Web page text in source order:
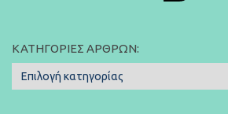
ΚΑΤΗΓΟΡΊΕΣ ΆΡΘΡΩΝ:
Κατηγορίες
Άρθρων: